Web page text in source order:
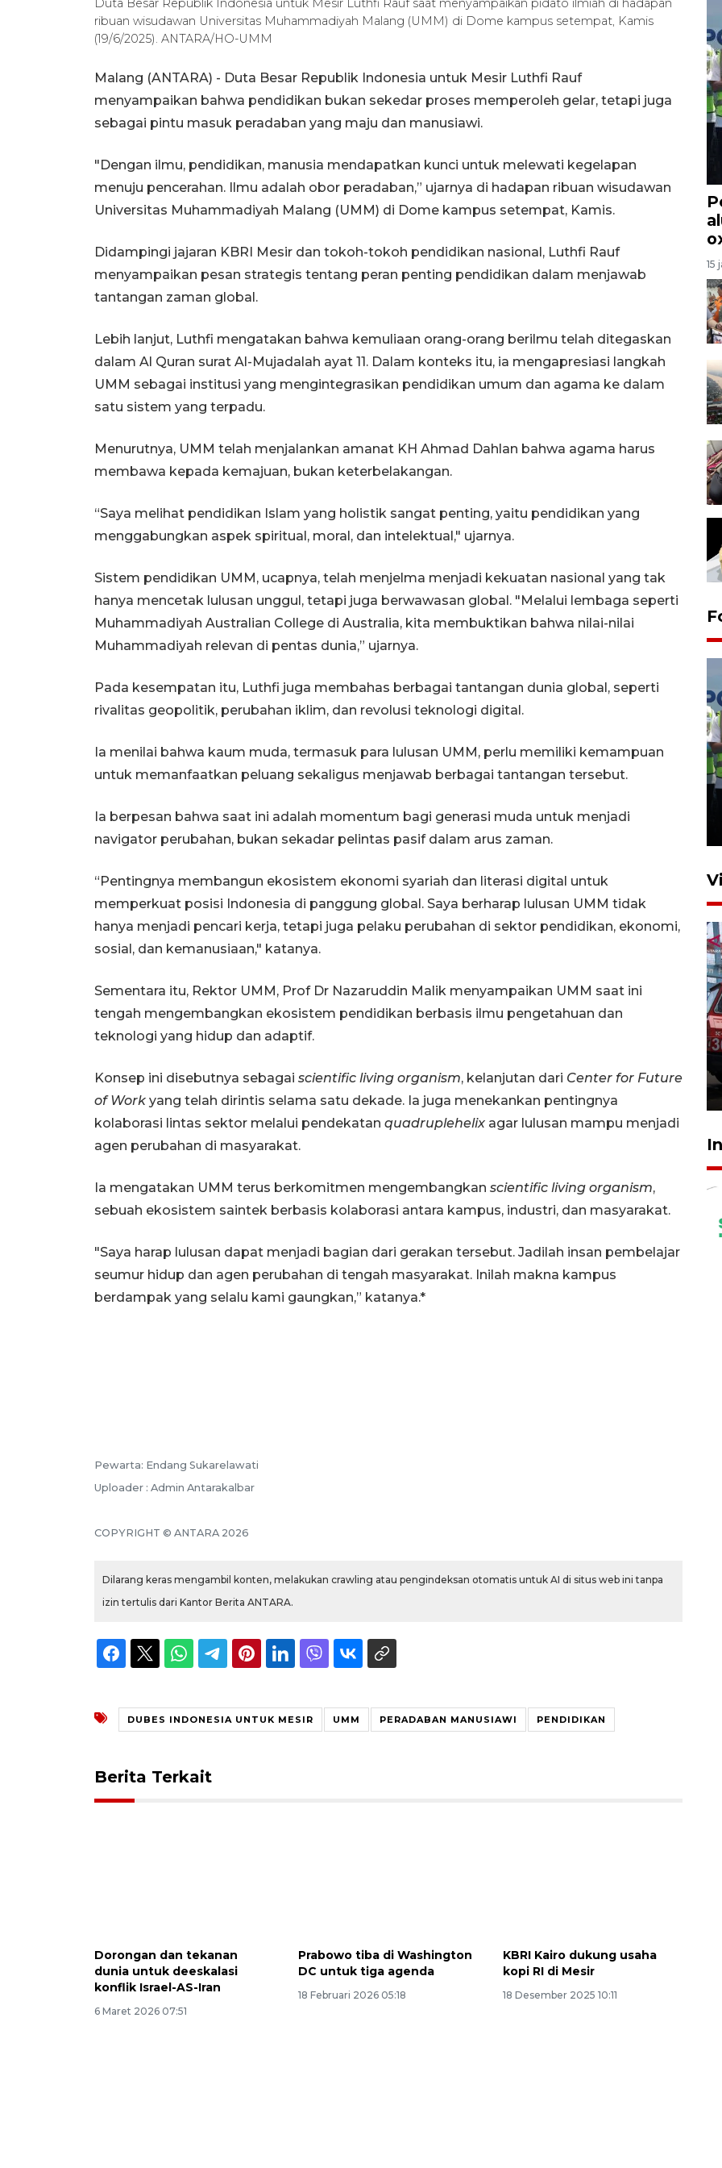
Duta Besar Republik Indonesia untuk Mesir Luthfi Rauf saat menyampaikan pidato ilmiah di hadapan
ribuan wisudawan Universitas Muhammadiyah Malang (UMM) di Dome kampus setempat, Kamis
(19/6/2025). ANTARA/HO-UMM
Malang (ANTARA) - Duta Besar Republik Indonesia untuk Mesir Luthfi Rauf
menyampaikan bahwa pendidikan bukan sekedar proses memperoleh gelar, tetapi juga
sebagai pintu masuk peradaban yang maju dan manusiawi.
"Dengan ilmu, pendidikan, manusia mendapatkan kunci untuk melewati kegelapan
menuju pencerahan. Ilmu adalah obor peradaban,” ujarnya di hadapan ribuan wisudawan
Universitas Muhammadiyah Malang (UMM) di Dome kampus setempat, Kamis.
Didampingi jajaran KBRI Mesir dan tokoh-tokoh pendidikan nasional, Luthfi Rauf
menyampaikan pesan strategis tentang peran penting pendidikan dalam menjawab
tantangan zaman global.
Lebih lanjut, Luthfi mengatakan bahwa kemuliaan orang-orang berilmu telah ditegaskan
dalam Al Quran surat Al-Mujadalah ayat 11. Dalam konteks itu, ia mengapresiasi langkah
UMM sebagai institusi yang mengintegrasikan pendidikan umum dan agama ke dalam
satu sistem yang terpadu.
Menurutnya, UMM telah menjalankan amanat KH Ahmad Dahlan bahwa agama harus
membawa kepada kemajuan, bukan keterbelakangan.
“Saya melihat pendidikan Islam yang holistik sangat penting, yaitu pendidikan yang
menggabungkan aspek spiritual, moral, dan intelektual," ujarnya.
Sistem pendidikan UMM, ucapnya, telah menjelma menjadi kekuatan nasional yang tak
hanya mencetak lulusan unggul, tetapi juga berwawasan global. "Melalui lembaga seperti
Muhammadiyah Australian College di Australia, kita membuktikan bahwa nilai-nilai
Muhammadiyah relevan di pentas dunia,” ujarnya.
Pada kesempatan itu, Luthfi juga membahas berbagai tantangan dunia global, seperti
rivalitas geopolitik, perubahan iklim, dan revolusi teknologi digital.
Ia menilai bahwa kaum muda, termasuk para lulusan UMM, perlu memiliki kemampuan
untuk memanfaatkan peluang sekaligus menjawab berbagai tantangan tersebut.
Ia berpesan bahwa saat ini adalah momentum bagi generasi muda untuk menjadi
navigator perubahan, bukan sekadar pelintas pasif dalam arus zaman.
“Pentingnya membangun ekosistem ekonomi syariah dan literasi digital untuk
memperkuat posisi Indonesia di panggung global. Saya berharap lulusan UMM tidak
hanya menjadi pencari kerja, tetapi juga pelaku perubahan di sektor pendidikan, ekonomi,
sosial, dan kemanusiaan," katanya.
Sementara itu, Rektor UMM, Prof Dr Nazaruddin Malik menyampaikan UMM saat ini
tengah mengembangkan ekosistem pendidikan berbasis ilmu pengetahuan dan
teknologi yang hidup dan adaptif.
Konsep ini disebutnya sebagai scientific living organism, kelanjutan dari Center for Future
of Work yang telah dirintis selama satu dekade. Ia juga menekankan pentingnya
kolaborasi lintas sektor melalui pendekatan quadruplehelix agar lulusan mampu menjadi
agen perubahan di masyarakat.
Ia mengatakan UMM terus berkomitmen mengembangkan scientific living organism,
sebuah ekosistem saintek berbasis kolaborasi antara kampus, industri, dan masyarakat.
"Saya harap lulusan dapat menjadi bagian dari gerakan tersebut. Jadilah insan pembelajar
seumur hidup dan agen perubahan di tengah masyarakat. Inilah makna kampus
berdampak yang selalu kami gaungkan,” katanya.*
Pewarta: Endang Sukarelawati
Uploader : Admin Antarakalbar
COPYRIGHT © ANTARA 2026
Dilarang keras mengambil konten, melakukan crawling atau pengindeksan otomatis untuk AI di situs web ini tanpa
izin tertulis dari Kantor Berita ANTARA.
DUBES INDONESIA UNTUK MESIR UMM PERADABAN MANUSIAWI PENDIDIKAN
Berita Terkait
Dorongan dan tekanan
dunia untuk deeskalasi
konflik Israel-AS-Iran
6 Maret 2026 07:51
Prabowo tiba di Washington
DC untuk tiga agenda
18 Februari 2026 05:18
KBRI Kairo dukung usaha
kopi RI di Mesir
18 Desember 2025 10:11
15
Kalbar siaga darurat karhutla
30 Juli 2026 09:29
penderita kanker dan jantung
23 Juli 2026 19:17